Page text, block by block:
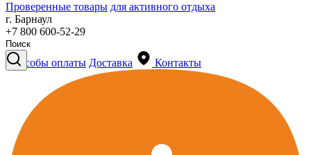
Проверенные товары для активного отдыха
г. Барнаул
+7 800 600-52-29
Способы оплаты Доставка Контакты